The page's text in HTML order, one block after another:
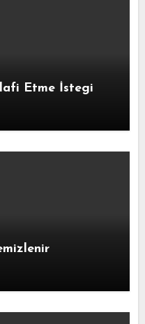
Etme İstegi